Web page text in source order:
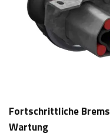
Fortschrittliche
Wartung